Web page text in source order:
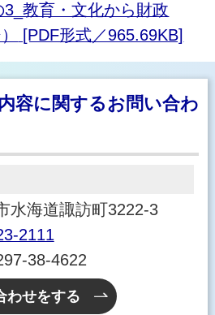
教育・文化から財政
[PDF形式／965.69KB]
容に関するお問い合わ
水海道諏訪町3222-3
2111
38-4622
わせをする